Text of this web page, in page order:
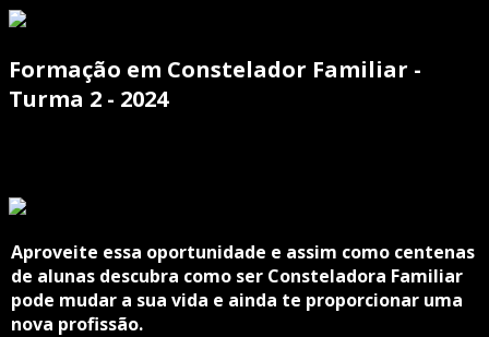
Formação em Constelador Familiar -
Turma 2 - 2024
Aproveite essa oportunidade e assim como centenas
de alunas descubra como ser Consteladora Familiar
pode mudar a sua vida e ainda te proporcionar uma
nova profissão.